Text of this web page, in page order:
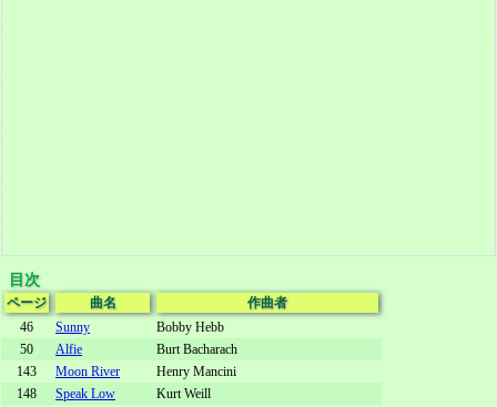
目次
ページ 曲名
作曲者
46
Sunny
Bobby Hebb
50
Alfie
Burt Bacharach
143
Moon River
Henry Mancini
148
Speak Low
Kurt Weill